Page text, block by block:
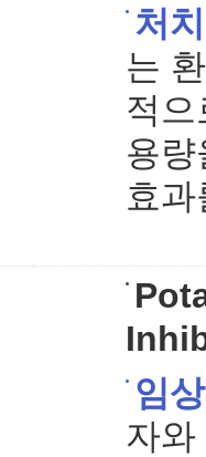
처치
는
적
용
효
임
자